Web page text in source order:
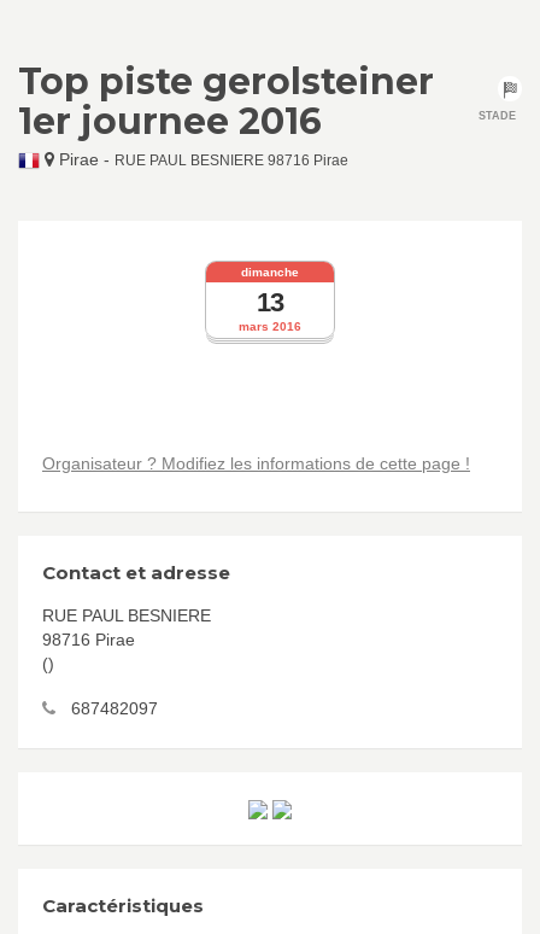
Top piste gerolsteiner
1er journee 2016
Pirae - RUE PAUL BESNIERE 98716 Pirae
STADE
mars 2016
dimanche
13
Organisateur ? Modifiez les informations de cette page !
Contact et adresse
RUE PAUL BESNIERE
98716 Pirae
()
687482097
Caractéristiques